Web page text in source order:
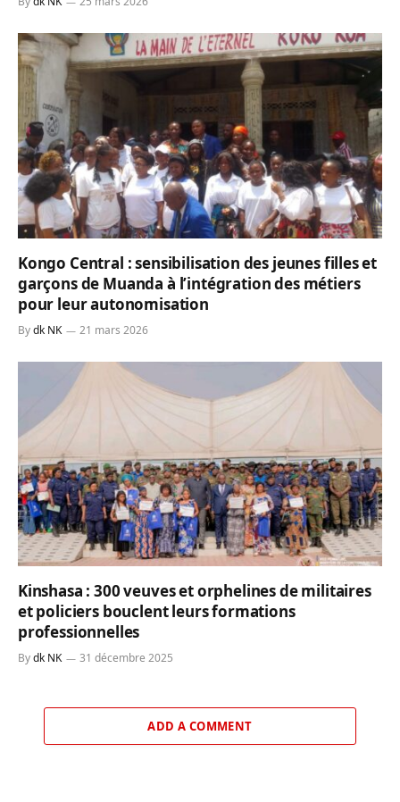
Kongo Central : sensibilisation des jeunes filles et
garçons de Muanda à l’intégration des métiers
pour leur autonomisation
Bydk NK 21 mars 2026
Kinshasa : 300 veuves et orphelines de militaires
et policiers bouclent leurs formations
professionnelles
Bydk NK 31 décembre 2025
ADD A COMMENT